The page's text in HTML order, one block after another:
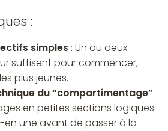
:
simples : Un ou deux
suffisent pour commencer,
plus jeunes.
du “compartimentage”
en petites sections logiques
en une avant de passer à la